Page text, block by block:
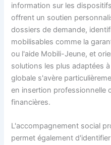
information sur les
offrent un soutien
dossiers de demande,
mobilisables comme la
ou l'aide Mobili-Jeune, et
solutions les plus adaptées
globale s'avère
en insertion professionnelle
financières.
L'accompagnement social
permet également